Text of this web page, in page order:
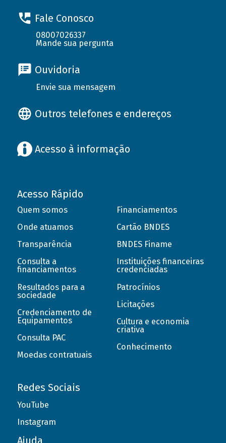
Fale Conosco
08007026337
Mande sua pergunta
Ouvidoria
Envie sua mensagem
Outros telefones e endereços
Acesso à informação
Acesso Rápido
Quem somos
Onde atuamos
Transparência
Consulta a
financiamentos
Resultados para a
sociedade
Credenciamento de
Equipamentos
Consulta PAC
Moedas contratuais
Financiamentos
Cartão BNDES
BNDES Finame
Instituições financeiras
credenciadas
Patrocínios
Licitações
Cultura e economia
criativa
Conhecimento
Redes Sociais
YouTube
Instagram
Ajuda